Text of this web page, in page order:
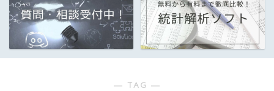
― TAG ―